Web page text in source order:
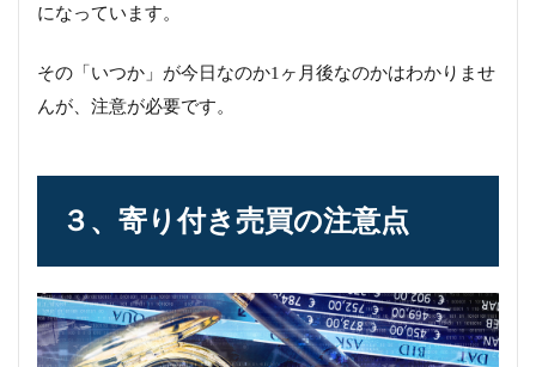
になっています。
その「いつか」が今日なのか1ヶ月後なのかはわかりませ
んが、注意が必要です。
３、寄り付き売買の注意点